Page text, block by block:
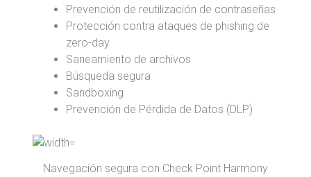
Prevención de reutilización de contraseñas
Protección contra ataques de phishing de
zero-day
Saneamiento de archivos
Búsqueda segura
Sandboxing
Prevención de Pérdida de Datos (DLP)
Navegación segura con Check Point Harmony